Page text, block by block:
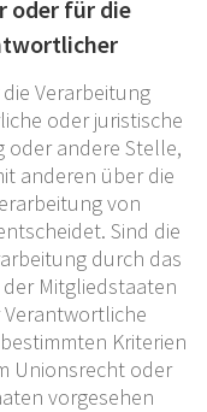
für die
Verarbeitung
oder juristische
oder andere Stelle,
anderen über die
von
Sind die
durch das
Mitgliedstaaten
Kriterien
Unionsrecht oder
vorgesehen